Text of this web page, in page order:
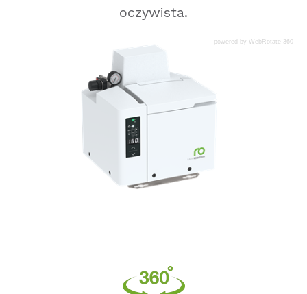
oczywista.
powered by WebRotate 360